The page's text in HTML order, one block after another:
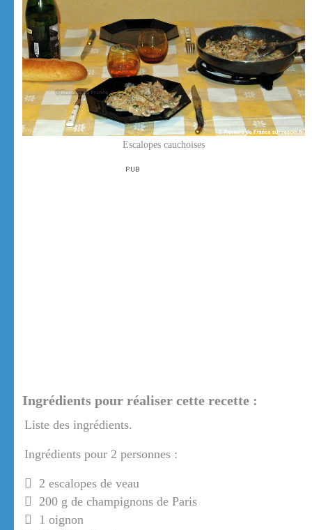
Escalopes cauchoises
Ingrédients pour réaliser cette recette :
Liste des ingrédients.
Ingrédients pour 2 personnes :
2 escalopes de veau
200 g de champignons de Paris
1 oignon